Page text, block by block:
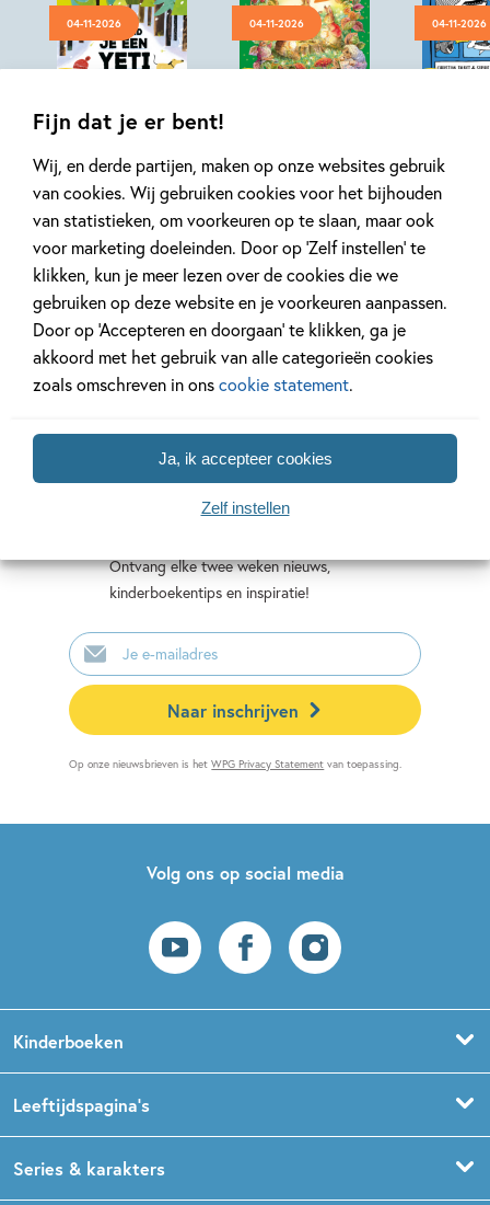
Fijn dat je er bent!
Wij, en derde partijen, maken op onze websites gebruik
van cookies. Wij gebruiken cookies voor het bijhouden
van statistieken, om voorkeuren op te slaan, maar ook
voor marketing doeleinden. Door op ‘Zelf instellen’ te
klikken, kun je meer lezen over de cookies die we
gebruiken op deze website en je voorkeuren aanpassen.
Door op ‘Accepteren en doorgaan’ te klikken, ga je
akkoord met het gebruik van alle categorieën cookies
zoals omschreven in onscookie statement.
Ja, ik accepteer cookies
Zelf instellen
04-11-2026
Zo vind je een
yeti
Matt
Hunt
Hardcover
04-11-2026
Pieter Konijn –
Verhaaltjes uit
het bos
Beatrix
Potter
Hardcover
04-11-2026
De
volgens
Christian
Talbot,
Hodge
Hardcover
Mis geen enkel kinderboek
of nieuwtje meer en schrijf
Ontvang elke twee weken nieuws,
kinderboekentips en inspiratie!
E-
mailadres
Naar inschrijven
Op onze nieuwsbrieven is hetWPG Privacy Statement van toepassing.
Volg ons op social media
Kinderboeken
Prentenboeken
Leeftijdspagina’s
Boekentips 1,5 - 3 jaar
Series & karakters